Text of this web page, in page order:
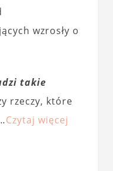
wzrosły o
takie
rzeczy, które
Czytaj więcej